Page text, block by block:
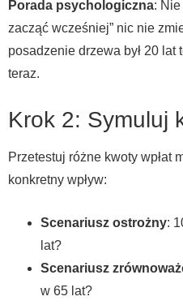
Porada psychologiczna:
zacząć wcześniej” nic nie
posadzenie drzewa był 20
teraz.
Krok 2: Symuluj
Przetestuj różne kwoty wpłat
konkretny wpływ:
Scenariusz ostrożny:
lat?
Scenariusz
w 65 lat?